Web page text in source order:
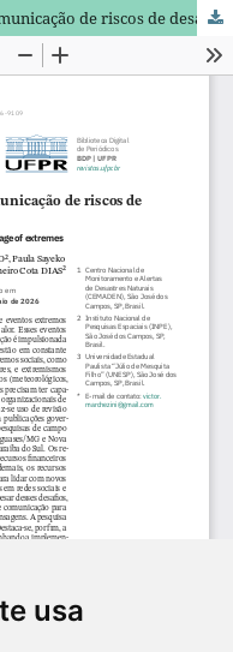
usa
Capacidades organizacionais de comunicação de riscos de desastres na era dos extremos